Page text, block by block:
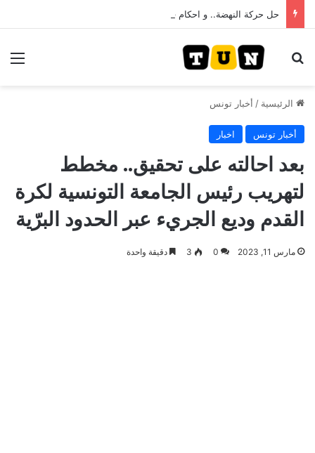
بحث عن
الرئيسية / أخبار تونس
أخبار تونس اخبار
بعد احالته على تحقيق.. مخطط
لتهريب رئيس الجامعة التونسية لكرة
القدم وديع الجريء عبر الحدود البرّية
مارس 11, 2023 0
3 دقيقة واحدة